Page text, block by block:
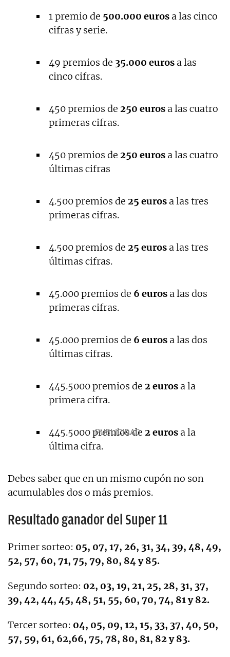
1 premio de 500.000 euros a las cinco
cifras y serie.
49 premios de 35.000 euros a las
cinco cifras.
450 premios de 250 euros a las cuatro
primeras cifras.
450 premios de 250 euros a las cuatro
últimas cifras
4.500 premios de 25 euros a las tres
primeras cifras.
4.500 premios de 25 euros a las tres
últimas cifras.
45.000 premios de 6 euros a las dos
primeras cifras.
45.000 premios de 6 euros a las dos
últimas cifras.
445.5000 premios de 2 euros a la
primera cifra.
445.5000 premios de 2 euros a la
última cifra.
Debes saber que en un mismo cupón no son
acumulables dos o más premios.
Resultado ganador del Super 11
Primer sorteo: 05, 07, 17, 26, 31, 34, 39, 48, 49,
52, 57, 60, 71, 75, 79, 80, 84 y 85.
Segundo sorteo: 02, 03, 19, 21, 25, 28, 31, 37,
39, 42, 44, 45, 48, 51, 55, 60, 70, 74, 81 y 82.
Tercer sorteo: 04, 05, 09, 12, 15, 33, 37, 40, 50,
57, 59, 61, 62,66, 75, 78, 80, 81, 82 y 83.